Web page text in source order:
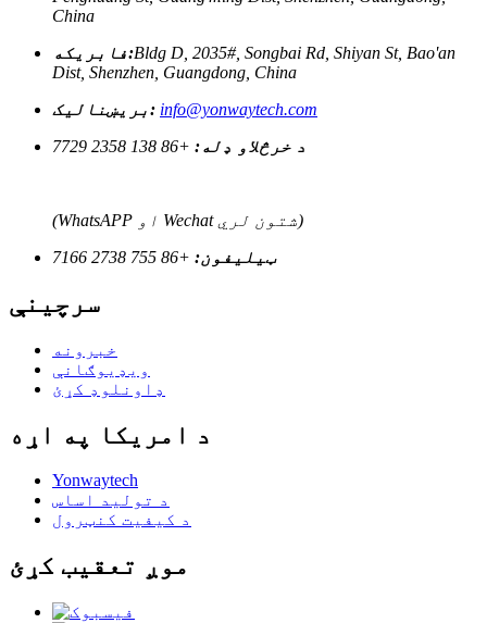
China
فابریکه:Bldg D, 2035#, Songbai Rd, Shiyan St, Bao'an
Dist, Shenzhen, Guangdong, China
بریښنالیک: info@yonwaytech.com
د خرڅلاو ډله: +86 138 2358 7729
(WhatsAPP او Wechat شتون لري)
ټیلیفون: +86 755 2738 7166
سرچینې
خبرونه
ویډیوګانې
ډاونلوډ کړئ
د امریکا په اړه
Yonwaytech
د تولید اساس
د کیفیت کنټرول
موږ تعقیب کړئ